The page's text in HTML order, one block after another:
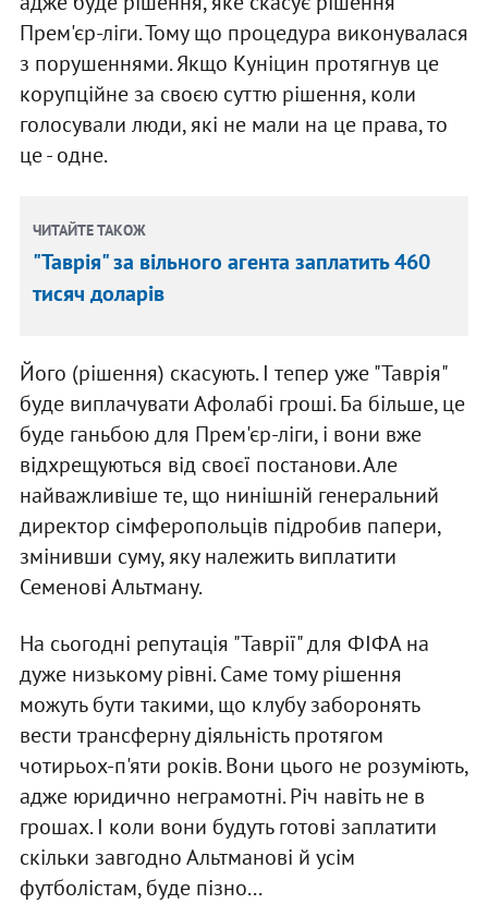
Прем'єр-ліги. Тому що процедура виконувалася
з порушеннями. Якщо Куніцин протягнув це
корупційне за своєю суттю рішення, коли
голосували люди, які не мали на це права, то
це - одне.
ЧИТАЙТЕ ТАКОЖ
"Таврія" за вільного агента заплатить 460
тисяч доларів
Його (рішення) скасують. І тепер уже "Таврія"
буде виплачувати Афолабі гроші. Ба більше, це
буде ганьбою для Прем'єр-ліги, і вони вже
відхрещуються від своєї постанови. Але
найважливіше те, що нинішній генеральний
директор сімферопольців підробив папери,
змінивши суму, яку належить виплатити
Семенові Альтману.
На сьогодні репутація "Таврії" для ФІФА на
дуже низькому рівні. Саме тому рішення
можуть бути такими, що клубу заборонять
вести трансферну діяльність протягом
чотирьох-п'яти років. Вони цього не розуміють,
адже юридично неграмотні. Річ навіть не в
грошах. І коли вони будуть готові заплатити
скільки завгодно Альтманові й усім
футболістам, буде пізно...